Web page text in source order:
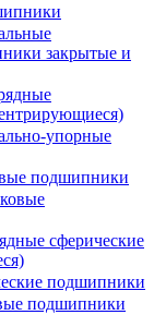
закрытые и
упорные
подшипники
сферические
подшипники
подшипники